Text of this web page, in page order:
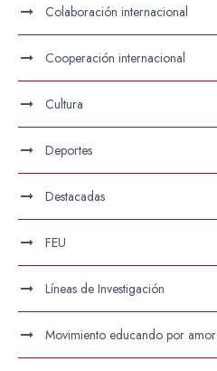
Colaboración internacional
Cooperación internacional
Cultura
Deportes
Destacadas
FEU
Líneas de Investigación
Movimiento educando por amor